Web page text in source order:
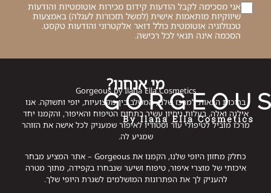
אני מסכימה לקבל הודעות קידום מכירות אוטומטיות והודעות
שיווקיות מותאמות אישית (למשל תזכורות לעגלה) באמצעות
טכנולוגיה אוטומטית כולל דואר אלקטרוני והודעות טקסט.
הסכמה אינה תנאי לכל רכישה.
מי אנחנו?
Gorgeous by Ilana Ella Cosmetics
ברוכות הבאות למרכז שלנו, המשלב בין מקצועיות, יופי ותשוקה. אנו
אילנה ואלה, בעלות ניסיון עשיר בתחום הטיפוח והאיפור, והקמנו יחד
מרכז מוביל לטיפולי עור וסטודיו לאיפור שמעניק לכל אישה את הזוהר
שמגיע לה.
כחלק מחזון היופי שלנו, הקמנו את Gorgeous – אתר המציע מבחר
איכותי של מוצרי איפור, טיפוח ושיער שנבחרו בקפידה, מתוך מטרה
להעניק לך את הפתרונות המושלמים לשגרת היופי שלך.